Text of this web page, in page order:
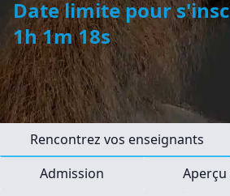
Date limite pour
1h 1m 18s
Rencontrez vos enseignants
Admission